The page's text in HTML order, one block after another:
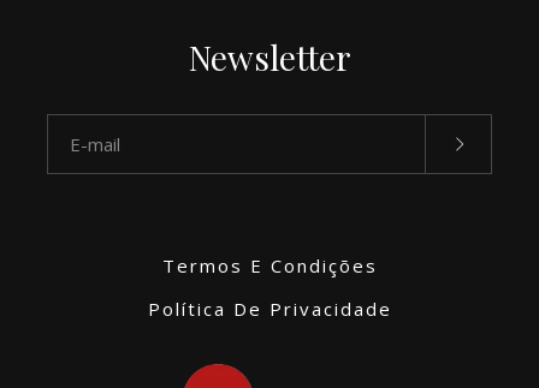
Newsletter
Termos E Condições
Política De Privacidade